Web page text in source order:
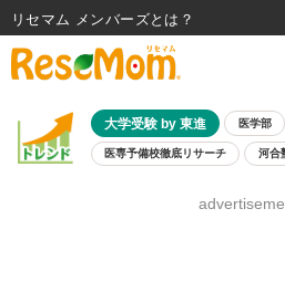
大学受験 by 東進 医学部
医専予備校徹底リサーチ 河合
8月開催学校説明会・
リセマム メンバーズ